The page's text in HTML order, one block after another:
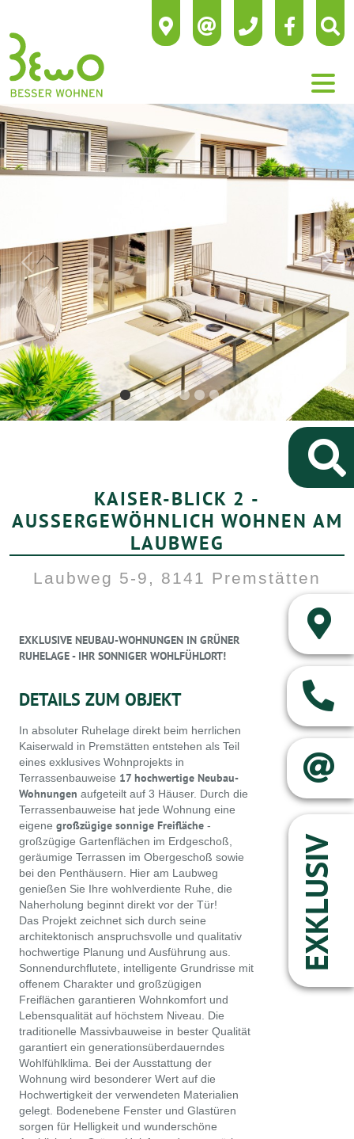
Previous Next
KAISER-BLICK 2 -
AUSSERGEWÖHNLICH WOHNEN AM L
AUBWEG
Laubweg 5-9, 8141 Premstätten
EXKLUSIVE NEUBAU-WOHNUNGEN IN GRÜNER
RUHELAGE - IHR SONNIGER WOHLFÜHLORT!
DETAILS ZUM OBJEKT
In absoluter Ruhelage direkt beim herrlichen
Kaiserwald in Premstätten entstehen als Teil
eines exklusives Wohnprojekts in
Terrassenbauweise 17 hochwertige Neubau-
Wohnungen aufgeteilt auf 3 Häuser. Durch die
Terrassenbauweise hat jede Wohnung eine
eigene großzügige sonnige Freifläche -
großzügige Gartenflächen im Erdgeschoß,
geräumige Terrassen im Obergeschoß sowie
bei den Penthäusern. Hier am Laubweg
genießen Sie Ihre wohlverdiente Ruhe, die
Naherholung beginnt direkt vor der Tür!
Das Projekt zeichnet sich durch seine
architektonisch anspruchsvolle und qualitativ
hochwertige Planung und Ausführung aus.
Sonnendurchflutete, intelligente Grundrisse mit
offenem Charakter und großzügigen
Freiflächen garantieren Wohnkomfort und
Lebensqualität auf höchstem Niveau. Die
traditionelle Massivbauweise in bester Qualität
garantiert ein generationsüberdauerndes
Wohlfühlklima. Bei der Ausstattung der
Wohnung wird besonderer Wert auf die
Hochwertigkeit der verwendeten Materialien
gelegt. Bodenebene Fenster und Glastüren
sorgen für Helligkeit und wunderschöne
EXKLUSIV